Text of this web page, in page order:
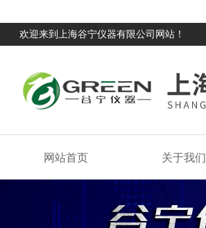
欢迎来到上海谷宁仪器有限公司网站！
网站首页 关于我们